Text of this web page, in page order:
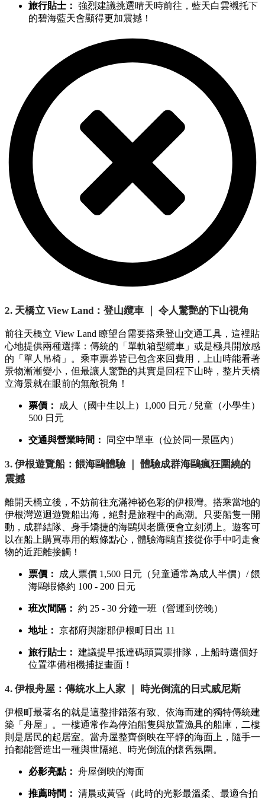
旅行貼士： 強烈建議挑選晴天時前往，藍天白雲襯托下
的碧海藍天會顯得更加震撼！
2. 天橋立 View Land：登山纜車 ｜ 令人驚艷的下山視角
前往天橋立 View Land 瞭望台需要搭乘登山交通工具，這裡貼
心地提供兩種選擇：傳統的「單軌箱型纜車」或是極具開放感
的「單人吊椅」。乘車票券皆已包含來回費用，上山時能看著
景物漸漸變小，但最讓人驚艷的其實是回程下山時，整片天橋
立海景就在眼前的無敵視角！
票價：
成人（國中生以上）1,000 日元 / 兒童（小學生）
500 日元
交通與營業時間： 同空中單車（位於同一景區內）
3. 伊根遊覽船：餵海鷗體驗 ｜ 體驗成群海鷗瘋狂圍繞的
震撼
離開天橋立後，不妨前往充滿神祕色彩的伊根灣。搭乘當地的
伊根灣巡迴遊覽船出海，絕對是旅程中的高潮。只要船隻一開
動，成群結隊、身手矯捷的海鷗與老鷹便會立刻湧上。遊客可
以在船上購買專用的蝦條點心，體驗海鷗直接從你手中叼走食
物的近距離接觸！
票價：
成人票價 1,500 日元（兒童通常為成人半價）/ 餵
海鷗蝦條約 100 - 200 日元
班次間隔： 約 25 - 30 分鐘一班（營運到傍晚）
地址： 京都府與謝郡伊根町日出 11
旅行貼士： 建議提早抵達碼頭買票排隊，上船時選個好
位置準備相機捕捉畫面！
4. 伊根舟屋：傳統水上人家 ｜ 時光倒流的日式威尼斯
伊根町最著名的就是這整排錯落有致、依海而建的獨特傳統建
築「舟屋」。一樓通常作為停泊船隻與放置漁具的船庫，二樓
則是居民的起居室。當舟屋整齊倒映在平靜的海面上，隨手一
拍都能營造出一種與世隔絕、時光倒流的懷舊氛圍。
必影亮點： 舟屋倒映的海面
推薦時間： 清晨或黃昏（此時的光影最溫柔、最適合拍